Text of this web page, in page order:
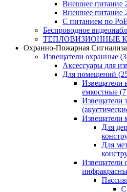
Внешнее питание
Внешнее питание
С питанием по PoE
Беспроводное
ТЕПЛОВИЗИОННЫЕ
Охранно-Пожарная
Извещатели охранные
Аксессуары для
Для помещений
Извещатели
емкостные
Извещатели
Извещатели
Для
Для
Извещатели
С